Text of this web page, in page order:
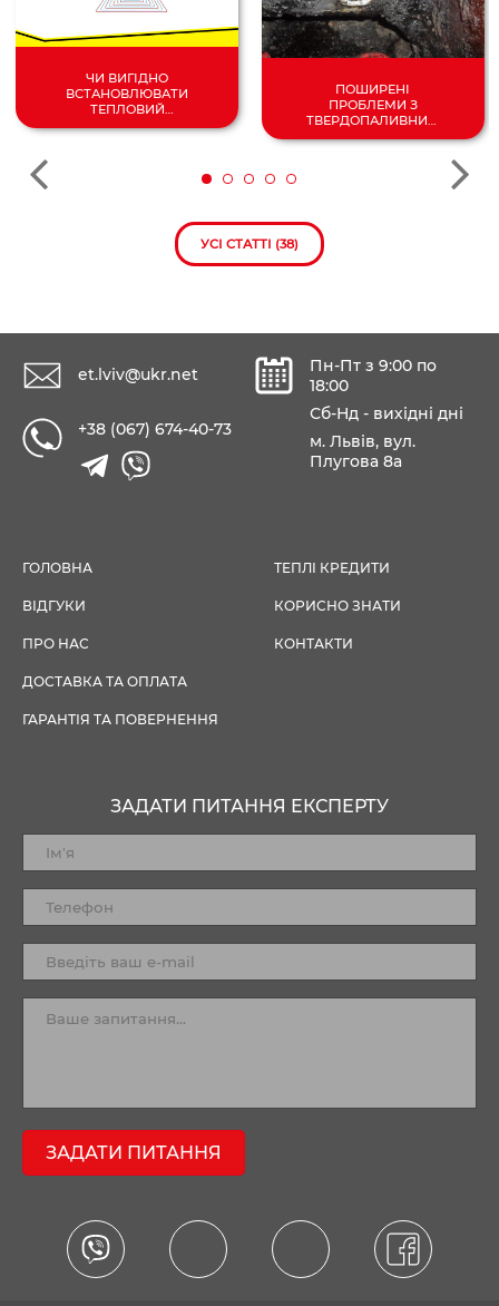
ЧИ ВИГІДНО
ВСТАНОВЛЮВАТИ
ТЕПЛОВИЙ
НАСОС У 2024
ПОШИРЕНІ
ПРОБЛЕМИ З
ТВЕРДОПАЛИВНИМ
КОТЛОМ
УСІ СТАТТІ (38)
et.lviv@ukr.net
+38 (067) 674-40-73
Пн-Пт з 9:00 по
18:00
Сб-Нд - вихідні дні
м. Львів, вул.
Плугова 8а
ГОЛОВНА
ВІДГУКИ
ПРО НАС
ДОСТАВКА ТА ОПЛАТА
ГАРАНТІЯ ТА ПОВЕРНЕННЯ
ТЕПЛІ КРЕДИТИ
КОРИСНО ЗНАТИ
КОНТАКТИ
ЗАДАТИ ПИТАННЯ ЕКСПЕРТУ
ЗАДАТИ ПИТАННЯ